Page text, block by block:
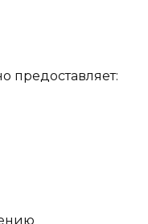
предоставляет: